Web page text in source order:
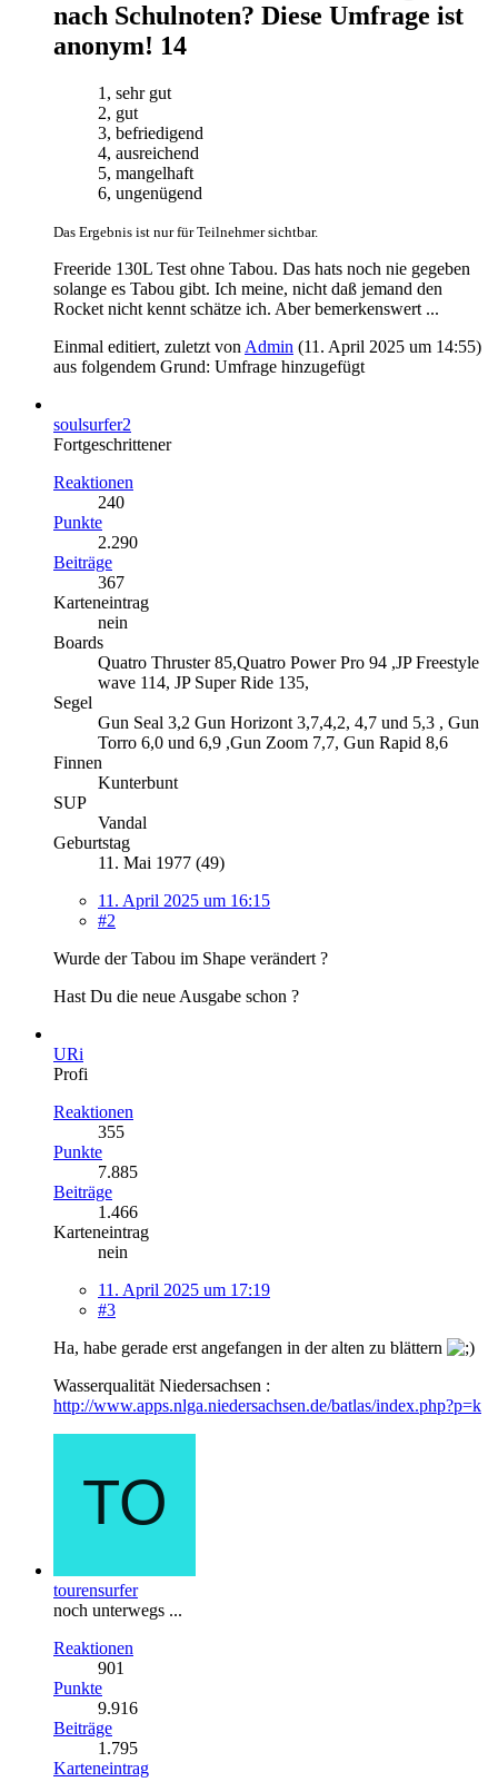
nach Schulnoten? Diese Umfrage ist
anonym! 14
1, sehr gut
2, gut
3, befriedigend
4, ausreichend
5, mangelhaft
6, ungenügend
Das Ergebnis ist nur für Teilnehmer sichtbar.
Freeride 130L Test ohne Tabou. Das hats noch nie gegeben
solange es Tabou gibt. Ich meine, nicht daß jemand den
Rocket nicht kennt schätze ich. Aber bemerkenswert ...
Einmal editiert, zuletzt von Admin (11. April 2025 um 14:55)
aus folgendem Grund: Umfrage hinzugefügt
soulsurfer2
Fortgeschrittener
Reaktionen
240
Punkte
2.290
Beiträge
367
Karteneintrag
nein
Boards
Quatro Thruster 85,Quatro Power Pro 94 ,JP Freestyle
wave 114, JP Super Ride 135,
Segel
Gun Seal 3,2 Gun Horizont 3,7,4,2, 4,7 und 5,3 , Gun
Torro 6,0 und 6,9 ,Gun Zoom 7,7, Gun Rapid 8,6
Finnen
Kunterbunt
SUP
Vandal
Geburtstag
11. Mai 1977 (49)
11. April 2025 um 16:15
#2
Wurde der Tabou im Shape verändert ?
Hast Du die neue Ausgabe schon ?
URi
Profi
Reaktionen
355
Punkte
7.885
Beiträge
1.466
Karteneintrag
nein
11. April 2025 um 17:19
#3
Ha, habe gerade erst angefangen in der alten zu blättern
Wasserqualität Niedersachsen :
http://www.apps.nlga.niedersachsen.de/batlas/index.php?p=k
tourensurfer
noch unterwegs ...
Reaktionen
901
Punkte
9.916
Beiträge
1.795
Karteneintrag